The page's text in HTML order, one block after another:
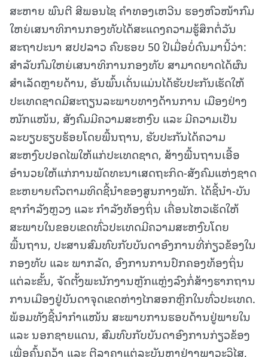
ສະຫາຍ ພົນຕີ ສີພອນໄຊ ຄໍາທອງເຫວີນ ຮອງຫົວໜ້າກົມ
ໃຫຍ່ເສນາທິການກອງທັບໄດ້ສະແດງຄວາມຮູ້ສຶກຕໍ່ວັນ
ສະຖາປະນາ ສປປລາວ ຄົບຮອບ 50 ປີເມື່ອບໍ່ດົນມານີ້ວ່າ:
ສໍາລັບກົມໃຫຍ່ເສນາທິການກອງທັບ ສາມາດຍາດໄດ້ຜົນ
ສໍາເລັດຫຼາຍດ້ານ, ອັນພົ້ນເດັ່ນແມ່ນໄດ້ຮັບປະກັນເຮັດໃຫ້
ປະເທດຊາດມີສະຖຽນລະພາບທາງດ້ານການ ເມືອງຢ່າງ
ໜັກແໜ້ນ, ສັງຄົມມີຄວາມສະຫງົບ ແລະ ມີຄວາມເປັນ
ລະບຽບຮຽບຮ້ອຍໂດຍພື້ນຖານ, ຮັບປະກັນໄດ້ຄວາມ
ສະຫງົບປອດໄພໃຫ້ແກ່ປະເທດຊາດ, ສ້າງພື້ນຖານເອື້ອ
ອໍານວຍໃຫ້ແກ່ການພັດທະນາເສດຖະກິດ-ສັງຄົມແຫ່ງຊາດ
ຂະຫຍາຍຕົວຕາມທິດຊີ້ນໍາຂອງສູນກາງພັກ. ໄດ້ຊີ້ນໍາ-ບັນ
ຊາກໍາລັງຫຼວງ ແລະ ກຳລັງທ້ອງຖິ່ນ ເຄື່ອນໄຫວເຮັດໃຫ້
ສະພາບໃນຂອບເຂດທົ່ວປະເທດມີຄວາມສະຫງົບໂດຍ
ພື້ນຖານ, ປະສານສົມທົບກັບບັນດາອົງການທີ່ກ່ຽວຂ້ອງໃນ
ກອງທັບ ແລະ ພາກລັດ, ອົງການການປົກຄອງທ້ອງຖິ່ນ
ແຕ່ລະຂັ້ນ, ຈັດຕັ້ງພະນັກງານຫຼັກແຫຼ່ງລົງກໍ່ສ້າງຮາກຖານ
ການເມືອງຢູ່ບັນດາຈຸດເຂດຫ່າງໄກສອກຫຼີກໃນທົ່ວປະເທດ.
ພ້ອມທັງຊີ້ນໍາກຳແໜ້ນ ສະພາບການຮອບດ້ານຢູ່ພາຍໃນ
ແລະ ນອກຊາຍແດນ, ສົມທົບກັບບັນດາອົງການກ່ຽວຂ້ອງ
ເພື່ອຄົ້ນຄວ້າ ແລະ ຕີລາຄາແຕ່ລະບັນຫາຢ່າງພາວະວິໄສ,